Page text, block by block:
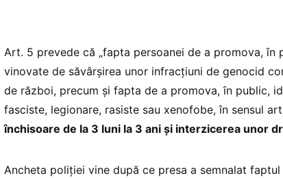
Art. 5 prevede că „fapta persoanei de a promova, în
vinovate de săvârșirea unor infracțiuni de genocid
de război, precum și fapta de a promova, în public,
fasciste, legionare, rasiste sau xenofobe, în sensul
închisoare de la 3 luni la 3 ani și interzicerea unor
Ancheta poliției vine după ce presa a semnalat faptul